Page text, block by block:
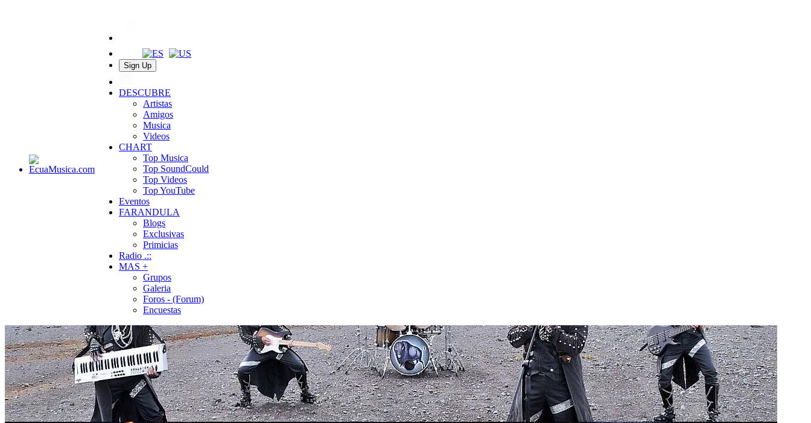
Sign Up
DESCUBRE
Artistas
Amigos
Musica
Videos
CHART
Top Musica
Top SoundCould
Top Videos
Top YouTube
Eventos
FARANDULA
Blogs
Exclusivas
Primicias
Radio .::
MAS +
Grupos
Galeria
Foros - (Forum)
Encuestas